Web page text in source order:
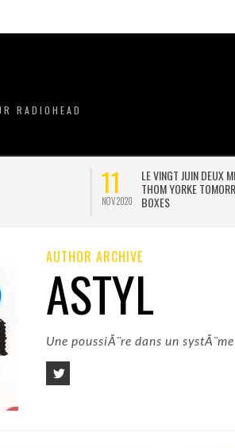
RADIOHEAD
20
JAN 2021
THESE ARE THE
AUTHOR ARCHIVE
ASTYL
Une poussiÃ¨re dans un